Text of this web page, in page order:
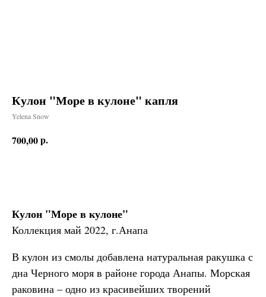
Кулон "Море в кулоне" капля
Yelena Snow
700,00р.
Кулон "Море в кулоне"
Коллекция май 2022, г.Анапа
В кулон из смолы добавлена натуральная ракушка с
дна Черного моря в районе города Анапы. Морская
раковина – одно из красивейших творений